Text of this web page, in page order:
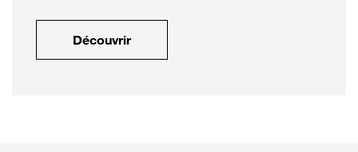
Découvrir